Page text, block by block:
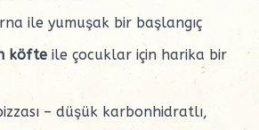
ile yumuşak bir başlangıç
köfte ile çocuklar için harika bir
– düşük karbonhidratlı,